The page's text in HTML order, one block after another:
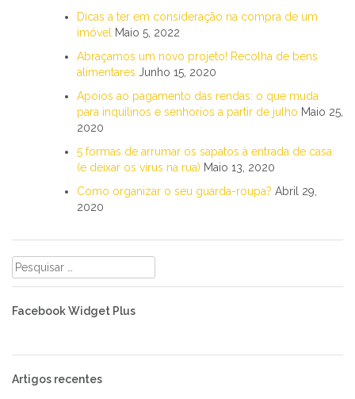
Dicas a ter em consideração na compra de um
imóvel Maio 5, 2022
Abraçamos um novo projeto! Recolha de bens
alimentares Junho 15, 2020
Apoios ao pagamento das rendas: o que muda
para inquilinos e senhorios a partir de julho Maio 25,
2020
5 formas de arrumar os sapatos à entrada de casa
(e deixar os vírus na rua) Maio 13, 2020
Como organizar o seu guarda-roupa? Abril 29,
2020
Pesquisar
por:
Facebook Widget Plus
Artigos recentes